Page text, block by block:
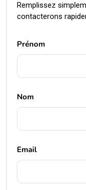
Remplissez
contacterons
Prénom
Nom
Email